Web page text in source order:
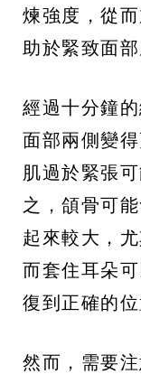
煉強度，從
助於緊致面部
經過十分鐘
面部兩側變
肌過於緊張
之，頜骨可
起來較大，
而套住耳朵
復到正確的
然而，需要